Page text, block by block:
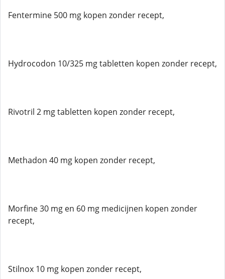
Fentermine 500 mg kopen zonder recept,
Hydrocodon 10/325 mg tabletten kopen zonder recept,
Rivotril 2 mg tabletten kopen zonder recept,
Methadon 40 mg kopen zonder recept,
Morfine 30 mg en 60 mg medicijnen kopen zonder
recept,
Stilnox 10 mg kopen zonder recept,